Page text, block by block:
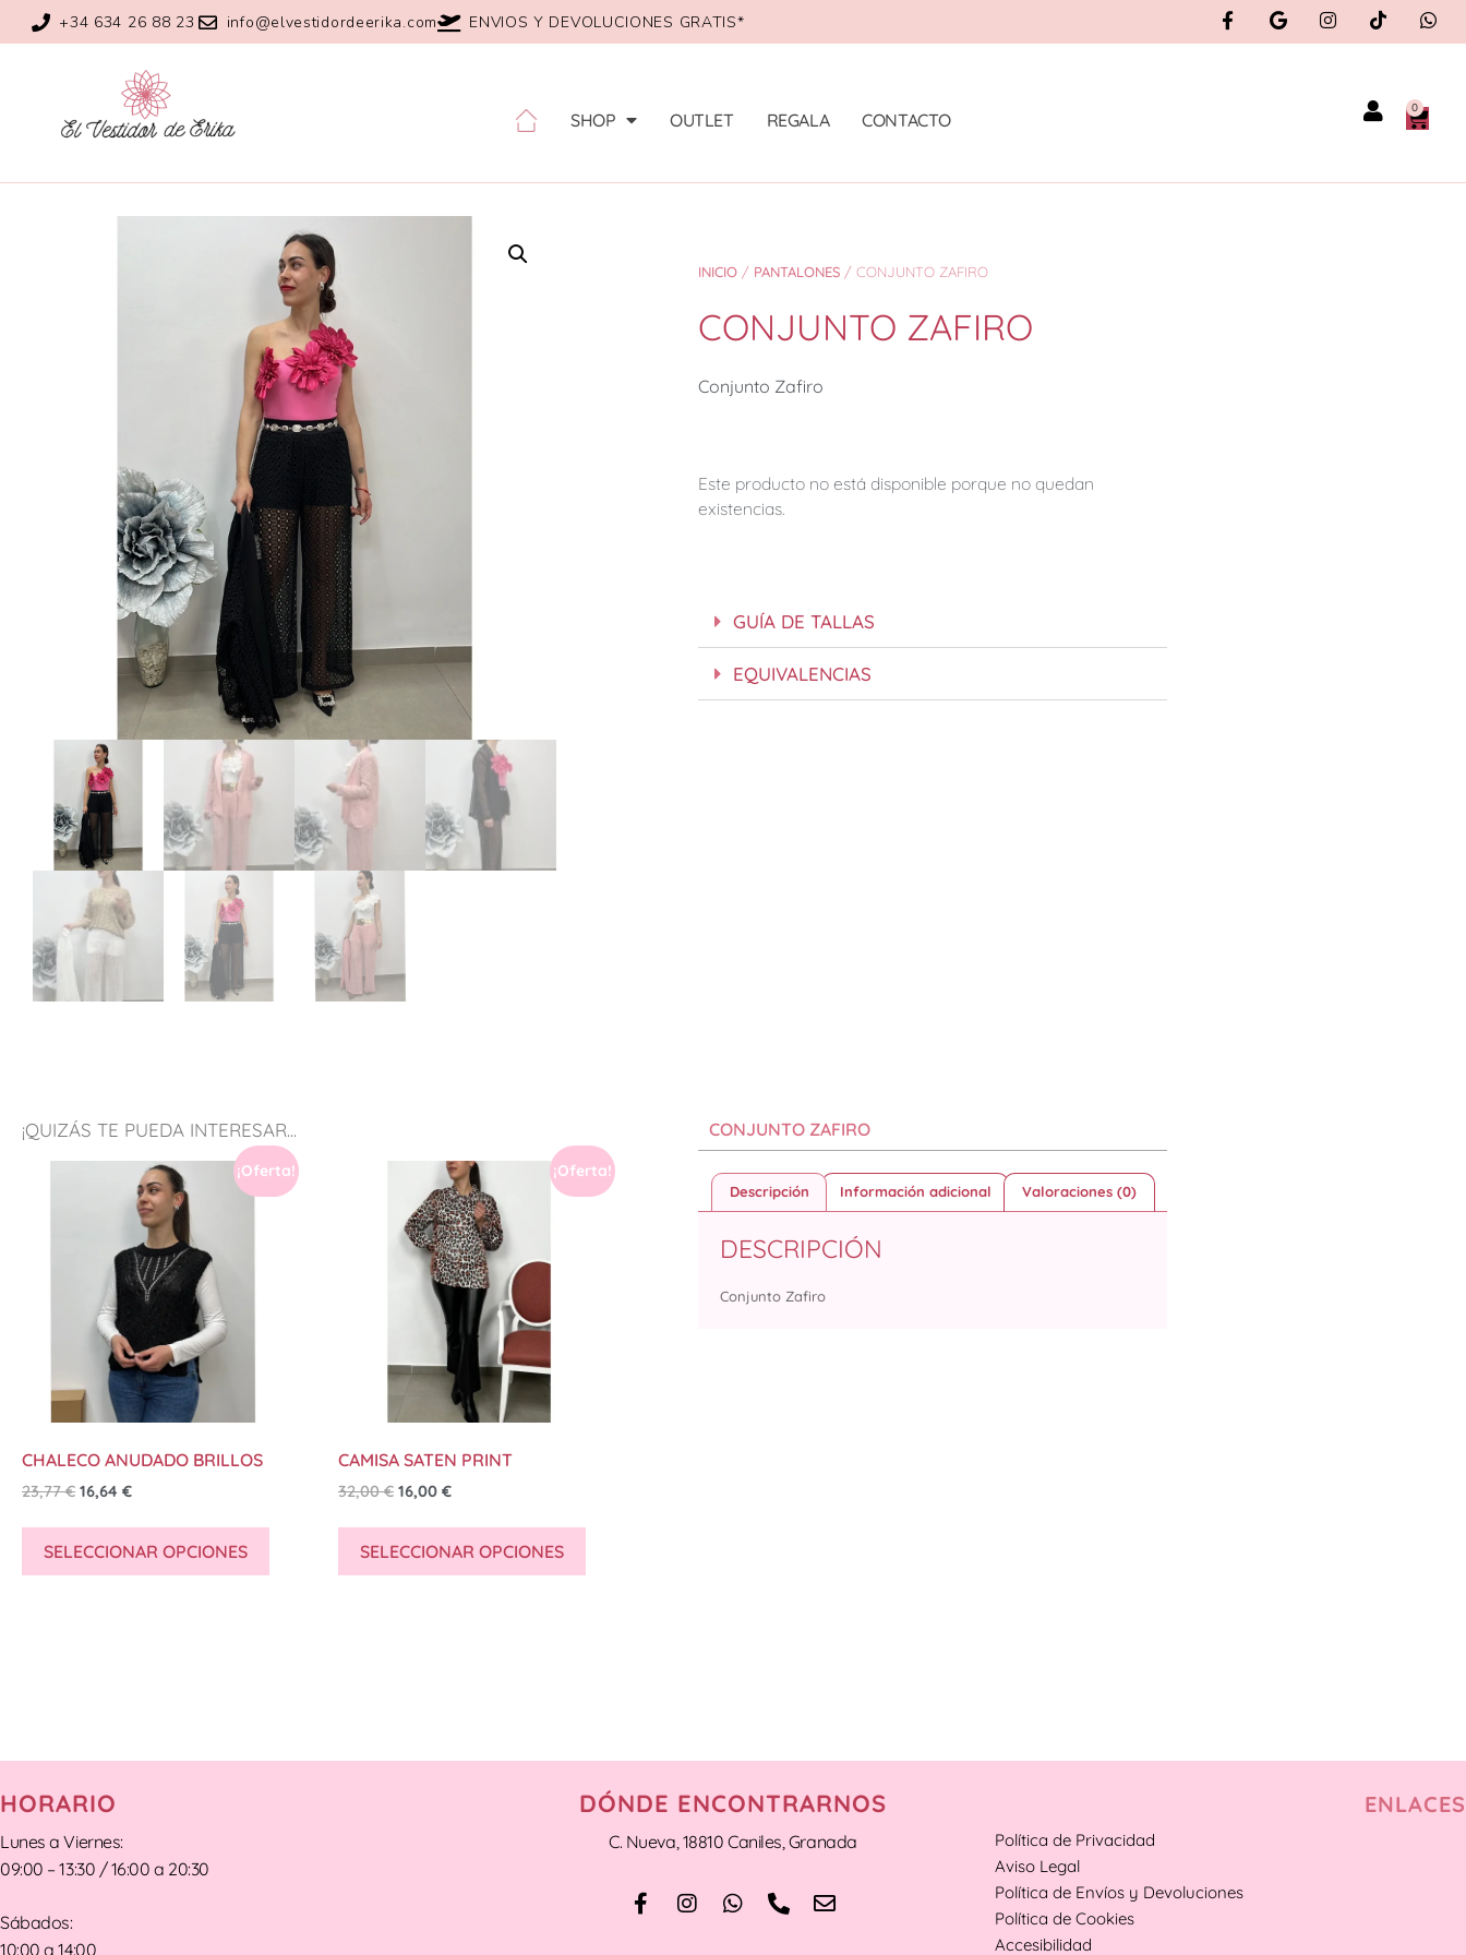
+34 634 26 88 23 info@elvestidordeerika.com ENVIOS Y DEVOLUCIONES GRATIS*
SHOP OUTLET REGALA CONTACTO
0
INICIO / PANTALONES / CONJUNTO ZAFIRO
CONJUNTO ZAFIRO
Conjunto Zafiro
Este producto no está disponible porque no quedan
existencias.
GUÍA DE TALLAS
EQUIVALENCIAS
¡QUIZÁS TE PUEDA INTERESAR...
¡Oferta!
CHALECO ANUDADO BRILLOS
23,77€ 16,64 €
SELECCIONAR OPCIONES
¡Oferta!
CAMISA SATEN PRINT
32,00€ 16,00 €
SELECCIONAR OPCIONES
CONJUNTO ZAFIRO
Descripción Información adicional Valoraciones (0)
DESCRIPCIÓN
Conjunto Zafiro
HORARIO
Lunes a Viernes:
09:00 – 13:30 / 16:00 a 20:30
Sábados:
10:00 a 14:00
DÓNDE ENCONTRARNOS
C. Nueva, 18810 Caniles, Granada
ENLACES
Política de Privacidad
Aviso Legal
Política de Envíos y Devoluciones
Política de Cookies
Accesibilidad